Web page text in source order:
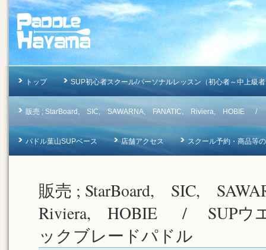
トップ SUP初心者スクール/パーソナルレッスン（初心者～中上級
販売 ; StarBoard, SIC, SAWARNA, FANATIC, Riviera, HOBIE /
パドル葉山SUPベース 店舗アクセス スクール予約・商品
販売 ; StarBoard, SIC,
Riviera, HOBIE / SUPウ
ックブレードパドル